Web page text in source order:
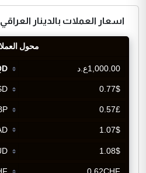
اسعار العملات بالدينار العراقي